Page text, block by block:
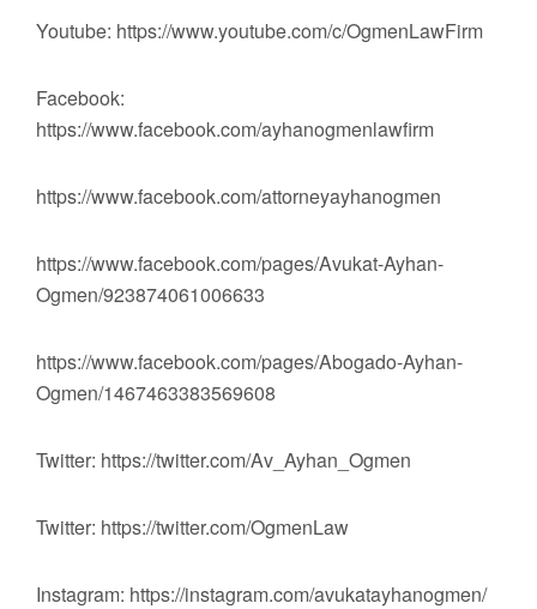
Youtube: https://www.youtube.com/c/OgmenLawFirm
Facebook:
https://www.facebook.com/ayhanogmenlawfirm
https://www.facebook.com/attorneyayhanogmen
https://www.facebook.com/pages/Avukat-Ayhan-
Ogmen/923874061006633
https://www.facebook.com/pages/Abogado-Ayhan-
Ogmen/1467463383569608
Twitter: https://twitter.com/Av_Ayhan_Ogmen
Twitter: https://twitter.com/OgmenLaw
Instagram: https://instagram.com/avukatayhanogmen/